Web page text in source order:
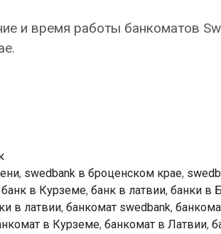
и время работы банкоматов
, swedbank в броценском крае,
банк в Курземе, банк в латвии, банки в
в латвии, банкомат swedbank,
в Курземе, банкомат в Латвии,